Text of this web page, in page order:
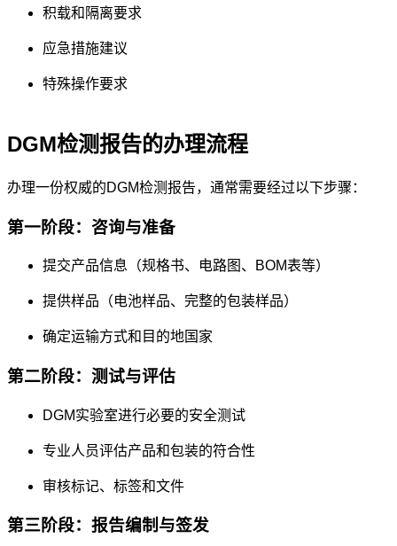
积载和隔离要求
应急措施建议
特殊操作要求
DGM检测报告的办理流程
办理一份权威的DGM检测报告，通常需要经过以下步骤：
第一阶段：咨询与准备
提交产品信息（规格书、电路图、BOM表等）
提供样品（电池样品、完整的包装样品）
确定运输方式和目的地国家
第二阶段：测试与评估
DGM实验室进行必要的安全测试
专业人员评估产品和包装的符合性
审核标记、标签和文件
第三阶段：报告编制与签发